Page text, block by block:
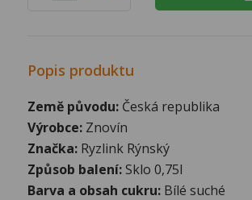
Popis produktu
Země původu: Česká republika
Výrobce: Znovín
Značka: Ryzlink Rýnský
Způsob balení:Sklo 0,75l
Barva a obsah cukru: Bílé suché